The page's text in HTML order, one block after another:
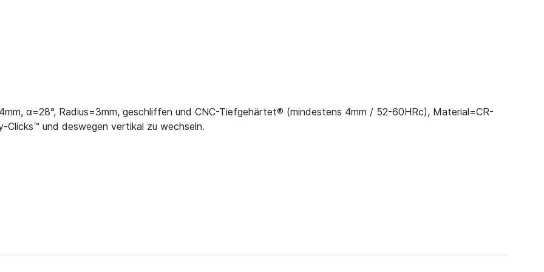
α=28°, Radius=3mm, geschliffen und CNC-Tiefgehärtet® (mindestens 4mm / 52-60HRc), Material=CR-
und deswegen vertikal zu wechseln.